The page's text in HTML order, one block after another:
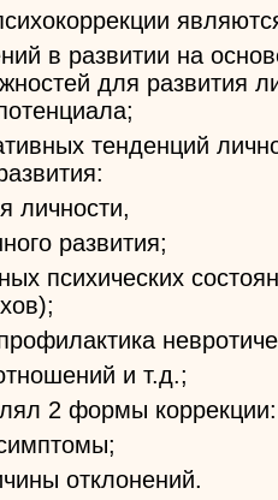
в развитии на
для развития
тенденций
личности,
развития;
психических
и т.д.;
2 формы коррекции:
отклонений.